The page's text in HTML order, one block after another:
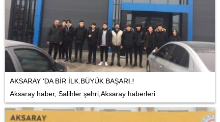
AKSARAY 'DA BİR İLK.BÜYÜK BAŞARI.!
Aksaray haber, Salihler şehri,Aksaray haberleri